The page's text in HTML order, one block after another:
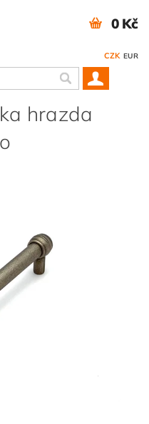
CZK EUR
0 Kč
hrazda